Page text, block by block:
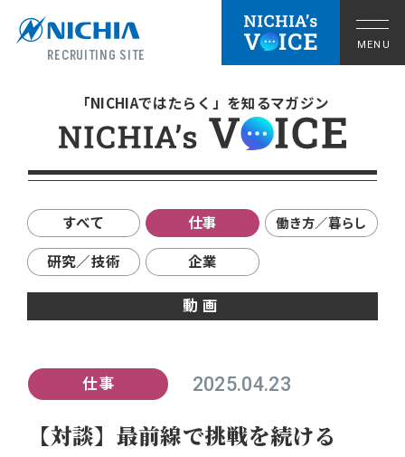
RECRUITING SITE
「NICHIAではたらく」を知るマガジン
すべて 仕事 働き方／暮らし
研究／技術 企業
動画
仕事 2025.04.23
【対談】最前線で挑戦を続ける
拠点の暮らし